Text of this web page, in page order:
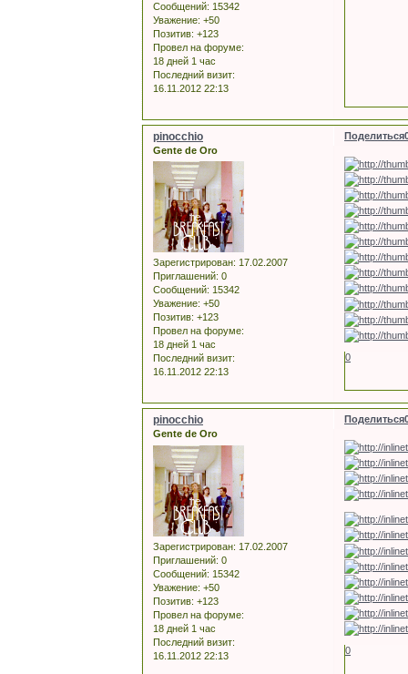
Сообщений: 15342
Уважение: +50
Позитив: +123
Провел на форуме:
18 дней 1 час
Последний визит:
16.11.2012 22:13
Поделиться
pinocchio
Gente de Oro
Зарегистрирован: 17.02.2007
Приглашений: 0
Сообщений: 15342
Уважение: +50
Позитив: +123
Провел на форуме:
18 дней 1 час
Последний визит:
16.11.2012 22:13
0
Поделиться
pinocchio
Gente de Oro
Зарегистрирован: 17.02.2007
Приглашений: 0
Сообщений: 15342
Уважение: +50
Позитив: +123
Провел на форуме:
18 дней 1 час
Последний визит:
16.11.2012 22:13
0